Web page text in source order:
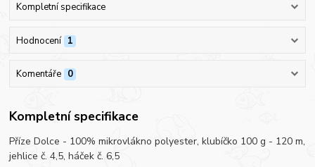
Kompletní specifikace
Hodnocení 1
Komentáře 0
Kompletní specifikace
Příze Dolce - 100% mikrovlákno polyester, klubíčko 100 g - 120 m,
jehlice č. 4,5, háček č. 6,5